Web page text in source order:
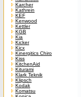
Karcher
Kathrein
KEF
Kenwood
Kettler
KGB
Kia
Kicker
Kicx
Kinergitics Chiro
Kiss
KitchenAid
Kiturami
Klark Teknik
Klipsch
Kodak
Komatsu